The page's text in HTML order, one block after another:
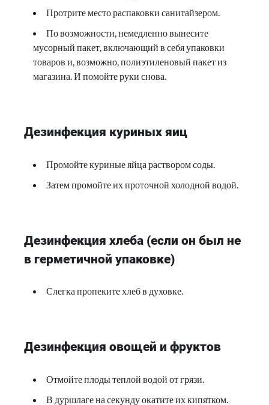
Протрите место распаковки санитайзером.
По возможности, немедленно вынесите
мусорный пакет, включающий в себя упаковки
товаров и, возможно, полиэтиленовый пакет из
магазина. И помойте руки снова.
Дезинфекция куриных яиц
Промойте куриные яйца раствором соды.
Затем промойте их проточной холодной водой.
Дезинфекция хлеба (если он был не
в герметичной упаковке)
Слегка пропеките хлеб в духовке.
Дезинфекция овощей и фруктов
Отмойте плоды теплой водой от грязи.
В дуршлаге на секунду окатите их кипятком.